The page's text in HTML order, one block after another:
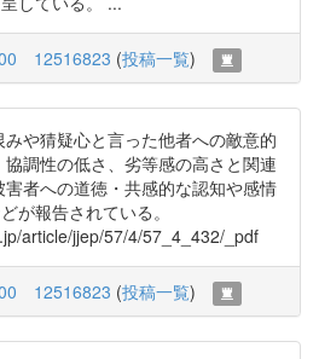
12516823 (投稿一覧)
や猜疑心と言った他者への敵意的
調性の低さ、劣等感の高さと関連
者への道徳・共感的な認知や感情
が報告されている。
article/jjep/57/4/57_4_432/_pdf
12516823 (投稿一覧)